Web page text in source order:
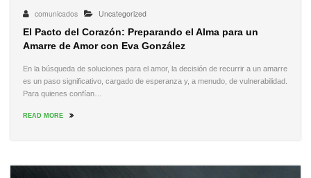
comunicados
Uncategorized
El Pacto del Corazón: Preparando el Alma para un
Amarre de Amor con Eva González
En la búsqueda de soluciones para el amor, la decisión de recurrir a un amarre
es un paso significativo, cargado de esperanza y, a menudo, de vulnerabilidad.
Para quienes confían…
READ MORE